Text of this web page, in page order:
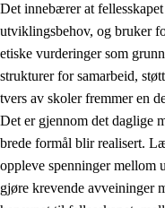
Det innebærer at
utviklingsbehov, og bruker
etiske vurderinger som
strukturer for samarbeid,
tvers av skoler fremmer en
Det er gjennom det daglige
brede formål blir realisert.
oppleve spenninger mellom
gjøre krevende avveininger